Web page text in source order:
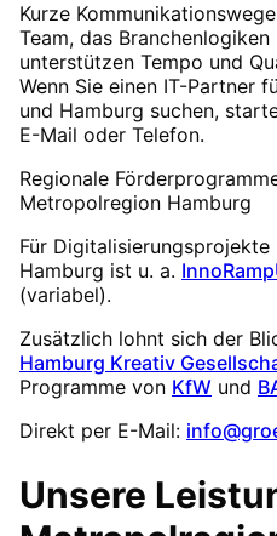
Kurze
Team, das Branchenlogiken
unterstützen Tempo und
Wenn Sie einen IT-Partner
und Hamburg suchen,
E-Mail oder Telefon.
Regionale
Metropolregion Hamburg
Für Digitalisierungsprojekte
Hamburg ist u. a.
(variabel).
Zusätzlich lohnt sich der
Hamburg Kreativ
Programme von KfW und
Direkt per E-Mail:
Unsere